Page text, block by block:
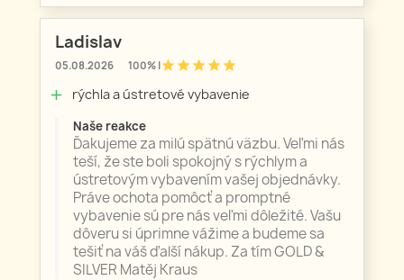
Ladislav
05.08.2026 100% |starstarstarstarstar
add rýchla a ústretové vybavenie
Naše reakce
Ďakujeme za milú spätnú väzbu. Veľmi nás
teší, že ste boli spokojný s rýchlym a
ústretovým vybavením vašej objednávky.
Práve ochota pomôcť a promptné
vybavenie sú pre nás veľmi dôležité. Vašu
dôveru si úprimne vážime a budeme sa
tešiť na váš ďalší nákup. Za tím GOLD &
SILVER Matěj Kraus